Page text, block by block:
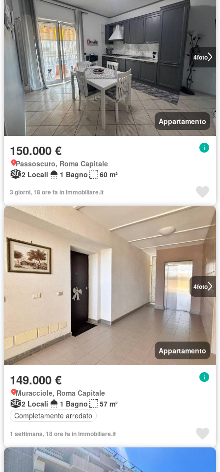
4foto
Appartamento
150.000 €
Passoscuro, Roma Capitale
2 Locali
1 Bagno 60 m²
3 giorni, 18 ore fa in Immobiliare.it
4foto
Appartamento
149.000 €
Muracciole, Roma Capitale
2 Locali
1 Bagno
57 m²
Completamente arredato
1 settimana, 18 ore fa in Immobiliare.it